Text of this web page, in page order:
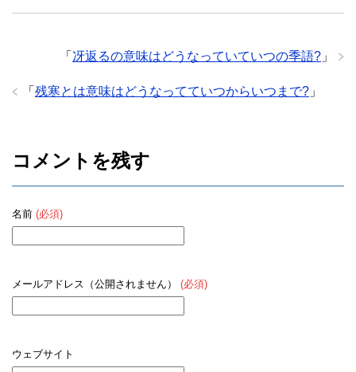
「 冴返るの意味はどうなっていていつの季語? 」
「 残寒とは意味はどうなってていつからいつまで? 」
コメントを残す
名前 (必須)
メールアドレス（公開されません） (必須)
ウェブサイト